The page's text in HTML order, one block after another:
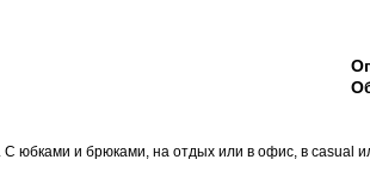
юбками и брюками, на отдых или в офис, в